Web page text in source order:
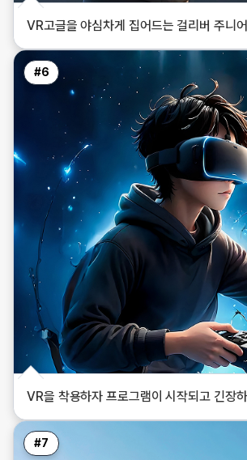
VR고글을 야심차게 집어드는 걸리버 주니어
#6
VR을 착용하자 프로그램이 시작되고 긴장
#7